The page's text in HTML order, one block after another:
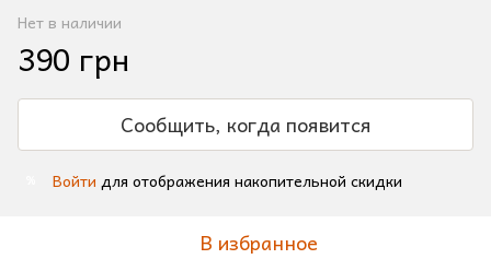
Нет в наличии
390 грн
Сообщить, когда появится
Войти для отображения накопительной скидки
В избранное